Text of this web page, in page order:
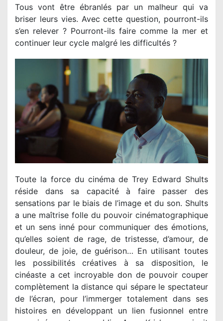
Tous vont être ébranlés par un malheur qui va
briser leurs vies. Avec cette question, pourront-ils
s’en relever ? Pourront-ils faire comme la mer et
continuer leur cycle malgré les difficultés ?
Toute la force du cinéma de Trey Edward Shults
réside dans sa capacité à faire passer des
sensations par le biais de l’image et du son. Shults
a une maîtrise folle du pouvoir cinématographique
et un sens inné pour communiquer des émotions,
qu’elles soient de rage, de tristesse, d’amour, de
douleur, de joie, de guérison… En utilisant toutes
les possibilités créatives à sa disposition, le
cinéaste a cet incroyable don de pouvoir couper
complètement la distance qui sépare le spectateur
de l’écran, pour l’immerger totalement dans ses
histoires en développant un lien fusionnel entre